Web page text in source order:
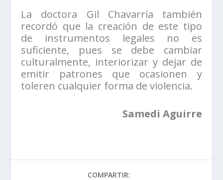
La doctora Gil Chavarría también
recordó que la creación de este tipo
de instrumentos legales no es
suficiente, pues se debe cambiar
culturalmente, interiorizar y dejar de
emitir patrones que ocasionen y
toleren cualquier forma de violencia.
Samedi Aguirre
COMPARTIR: